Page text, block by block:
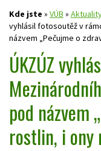
Kde jste » VÚB »
vyhlásil fotosoutěž v
názvem „Pečujme o
ÚKZÚZ
pod názvem
rostlin, i ony